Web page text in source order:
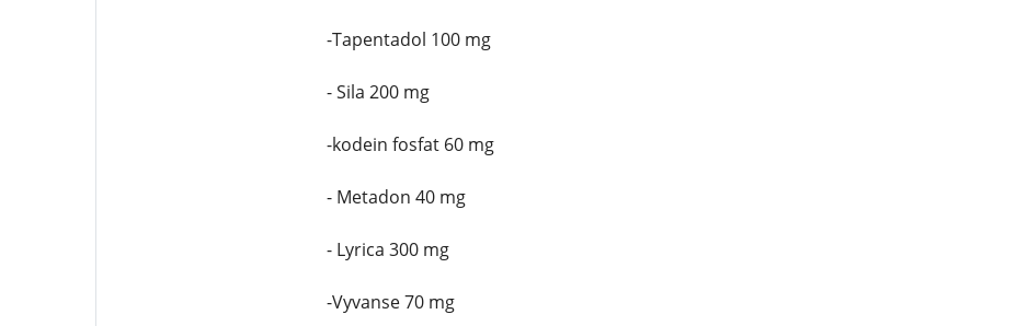
-Tapentadol 100 mg
- Sila 200 mg
-kodein fosfat 60 mg
- Metadon 40 mg
- Lyrica 300 mg
-Vyvanse 70 mg